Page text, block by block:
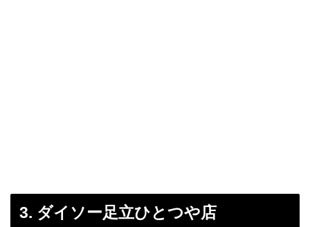
3. ダイソー足立ひとつや店